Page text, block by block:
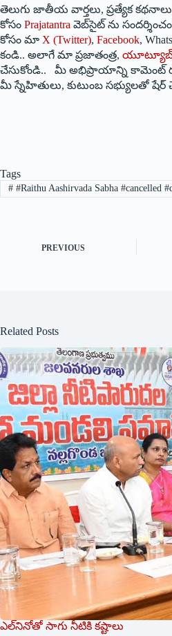
తెలుగు జాతీయ వార్తలు, ప్రత్యేక
కోసం Prajatantra వెబ్‌సైట్ ను
కోసం మా X (Twitter), Facebook,
కండి.. అలాగే మా ప్రజాతంత్ర,
చేసుకోండి.. మీ అభిప్రాయాన్ని కామెంట్
మీ స్నేహితులు, కుటుంబ సభ్యులతో
Tags
##Raithu Aashirvada Sabha #cancelled
PREVIOUS
Related Posts
ఎల్‌నినోతో సాగు నీటికి కష్టాలు